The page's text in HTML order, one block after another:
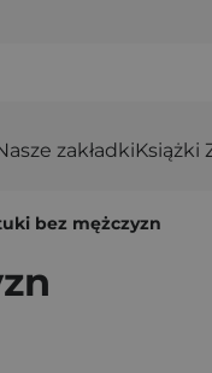
zakładkiKsiążki
bez mężczyzn